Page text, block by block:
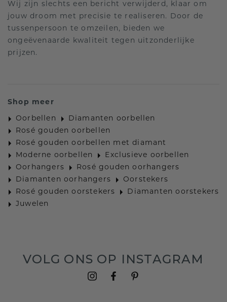
Wij zijn slechts een bericht verwijderd, klaar om
jouw droom met precisie te realiseren. Door de
tussenpersoon te omzeilen, bieden we
ongeëvenaarde kwaliteit tegen uitzonderlijke
prijzen.
Shop meer
Oorbellen
Diamanten oorbellen
Rosé gouden oorbellen
Rosé gouden oorbellen met diamant
Moderne oorbellen
Exclusieve oorbellen
Oorhangers
Rosé gouden oorhangers
Diamanten oorhangers
Oorstekers
Rosé gouden oorstekers
Diamanten oorstekers
Juwelen
VOLG ONS OP INSTAGRAM